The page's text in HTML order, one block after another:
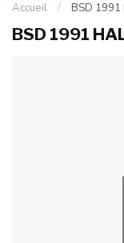
Accueil / BSD 1991
BSD 1991